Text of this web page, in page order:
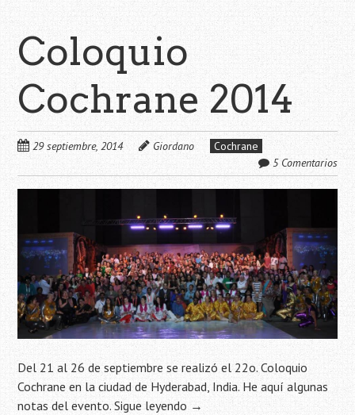
Coloquio
Cochrane 2014
29 septiembre, 2014 Giordano
Cochrane
5 Comentarios
Del 21 al 26 de septiembre se realizó el 22o. Coloquio
Cochrane en la ciudad de Hyderabad, India. He aquí algunas
notas del evento.Sigue leyendo →